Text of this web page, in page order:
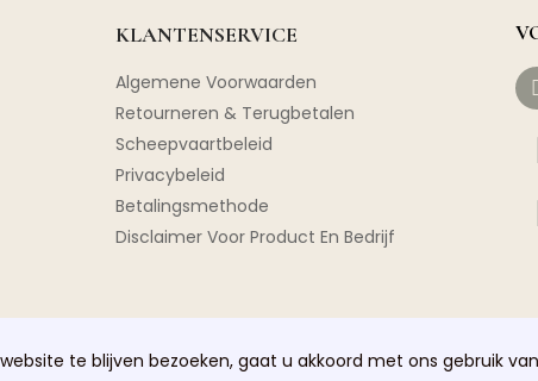
KLANTENSERVICE
Algemene Voorwaarden
Retourneren & Terugbetalen
Scheepvaartbeleid
Privacybeleid
Betalingsmethode
Disclaimer Voor Product En Bedrijf
te blijven bezoeken, gaat u akkoord met ons gebruik